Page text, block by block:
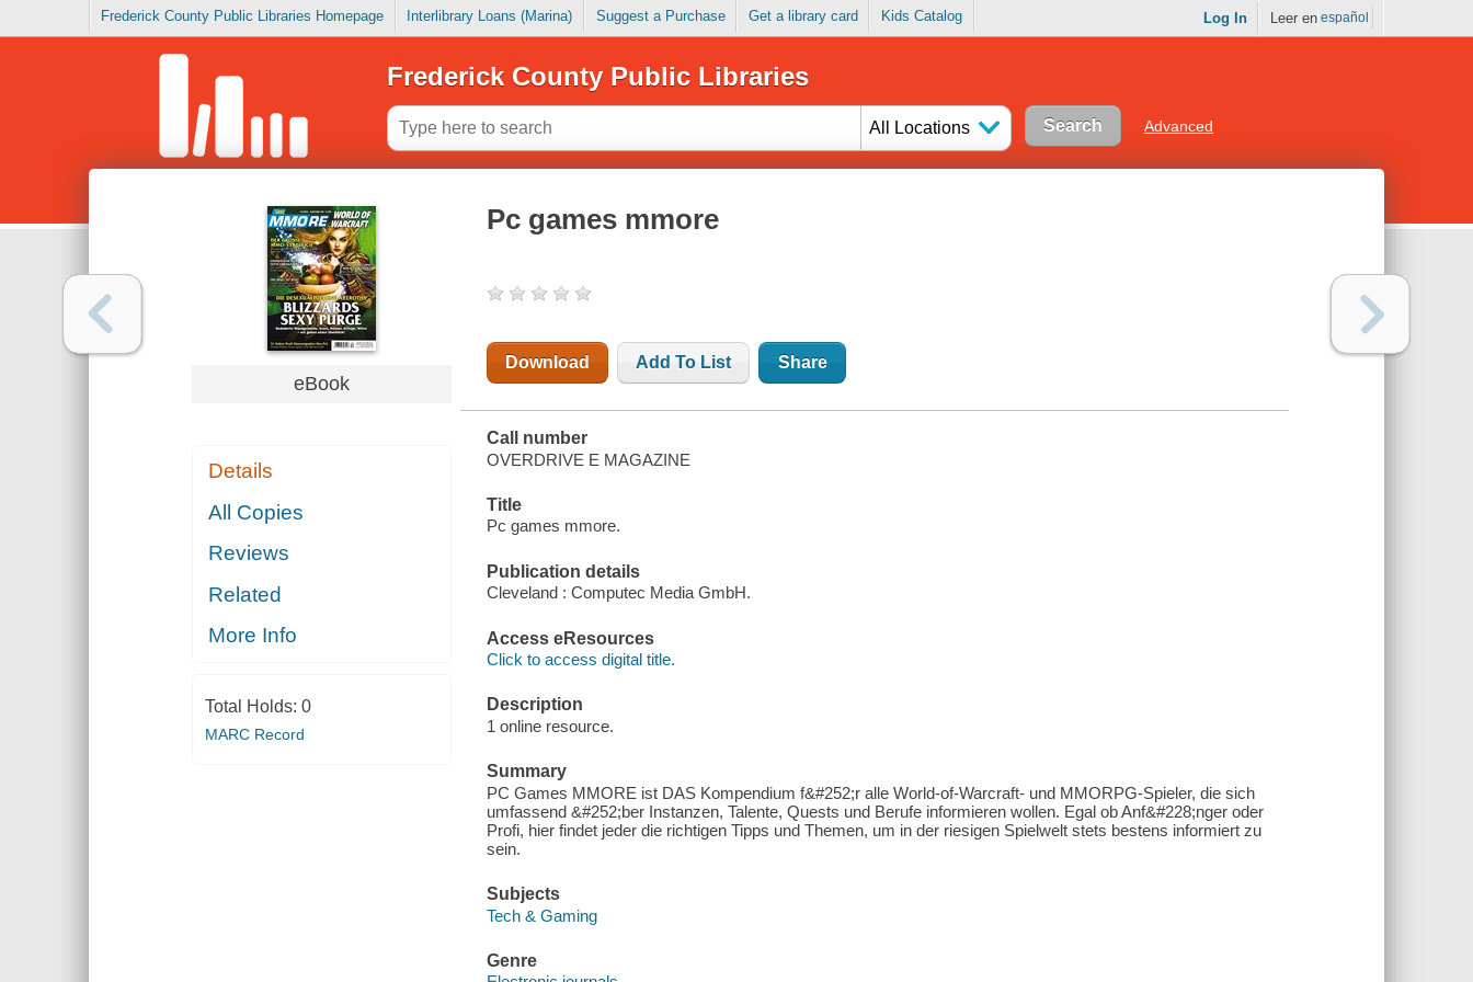
Frederick County Public Libraries Homepage Interlibrary Loans (Marina) Suggest a Purchase Get a library card Kids Catalog Log In Leer en español
Frederick County Public Libraries
All Locations Advanced
eBook
Details
All Copies
Reviews
Related
More Info
Total Holds: 0
MARC Record
Pc games mmore
Download Add To List Share
Call number
OVERDRIVE E MAGAZINE
Title
Pc games mmore.
Publication details
Cleveland : Computec Media GmbH.
Access eResources
Click to access digital title.
Description
1 online resource.
Summary
PC Games MMORE ist DAS Kompendium f&#252;r alle World-of-Warcraft- und MMORPG-Spieler, die sich
umfassend &#252;ber Instanzen, Talente, Quests und Berufe informieren wollen. Egal ob Anf&#228;nger oder
Profi, hier findet jeder die richtigen Tipps und Themen, um in der riesigen Spielwelt stets bestens informiert zu
sein.
Subjects
Tech & Gaming
Genre